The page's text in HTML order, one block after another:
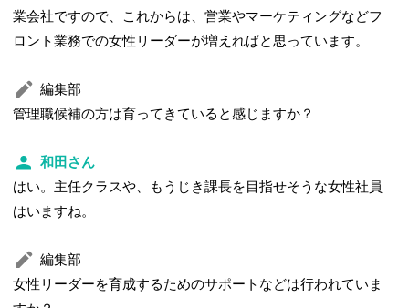
業会社ですので、これからは、営業やマーケティングなどフ
ロント業務での女性リーダーが増えればと思っています。
編集部
管理職候補の方は育ってきていると感じますか？
和田さん
はい。主任クラスや、もうじき課長を目指せそうな女性社員
はいますね。
編集部
女性リーダーを育成するためのサポートなどは行われていま